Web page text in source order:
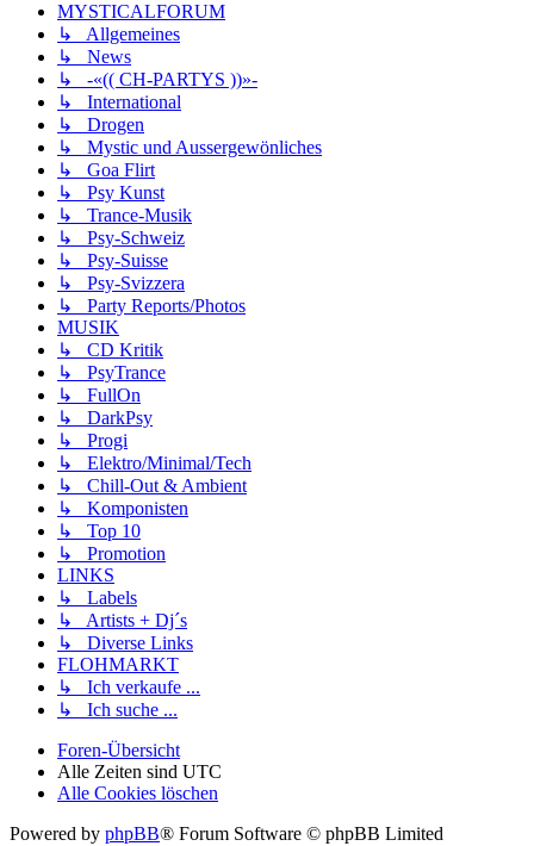
MYSTICALFORUM
↳ Allgemeines
↳ News
↳ -«(( CH-PARTYS ))»-
↳ International
↳ Drogen
↳ Mystic und Aussergewönliches
↳ Goa Flirt
↳ Psy Kunst
↳ Trance-Musik
↳ Psy-Schweiz
↳ Psy-Suisse
↳ Psy-Svizzera
↳ Party Reports/Photos
MUSIK
↳ CD Kritik
↳ PsyTrance
↳ FullOn
↳ DarkPsy
↳ Progi
↳ Elektro/Minimal/Tech
↳ Chill-Out & Ambient
↳ Komponisten
↳ Top 10
↳ Promotion
LINKS
↳ Labels
↳ Artists + Dj´s
↳ Diverse Links
FLOHMARKT
↳ Ich verkaufe ...
↳ Ich suche ...
Foren-Übersicht
Alle Zeiten sind UTC
Alle Cookies löschen
Powered by phpBB® Forum Software © phpBB Limited